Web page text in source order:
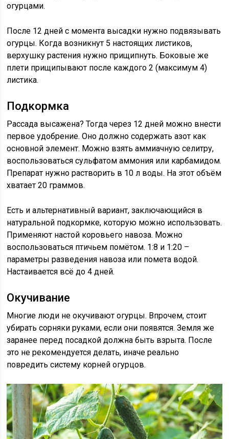
огурцами.
После 12 дней с момента высадки нужно подвязывать
огурцы. Когда возникнут 5 настоящих листиков,
верхушку растения нужно прищипнуть. Боковые же
плети прищипывают после каждого 2 (максимум 4)
листика.
Подкормка
Рассада высажена? Тогда через 12 дней можно внести
первое удобрение. Оно должно содержать азот как
основной элемент. Можно взять аммиачную селитру,
воспользоваться сульфатом аммония или карбамидом.
Препарат нужно растворить в 10 л воды. На этот объём
хватает 20 граммов.
Есть и альтернативный вариант, заключающийся в
натуральной подкормке, которую можно использовать.
Применяют настой коровьего навоза. Можно
воспользоваться птичьем помётом. 1:8 и 1:20 –
параметры разведения навоза или помета водой.
Настаивается всё до 4 дней.
Окучивание
Многие люди не окучивают огурцы. Впрочем, стоит
убирать сорняки руками, если они появятся. Земля же
заранее перед посадкой должна быть взрыта. После
это не рекомендуется делать, иначе реально
повредить систему корней огурцов.